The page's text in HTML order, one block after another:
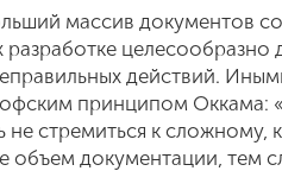
массив документов
разработке
действий.
принципом Оккама:
не стремиться к
объем документации, тем